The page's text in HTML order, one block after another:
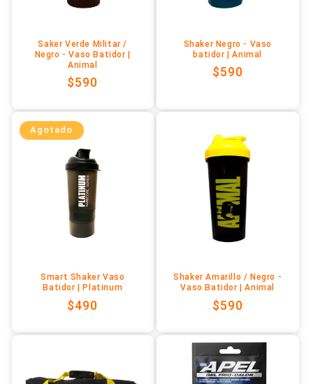
Saker Verde Militar /
Negro - Vaso Batidor |
Animal
Precio
$590
Shaker Negro - Vaso
batidor | Animal
Precio
$590
Agotado
Smart Shaker Vaso
Batidor | Platinum
Precio
$490
Shaker Amarillo / Negro -
Vaso Batidor | Animal
Precio
$590